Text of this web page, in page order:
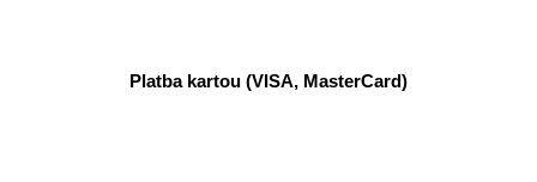
Platba kartou (VISA, MasterCard)